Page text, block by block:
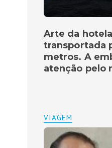
Arte da
transportada
metros. A
atenção pelo
VIAGEM